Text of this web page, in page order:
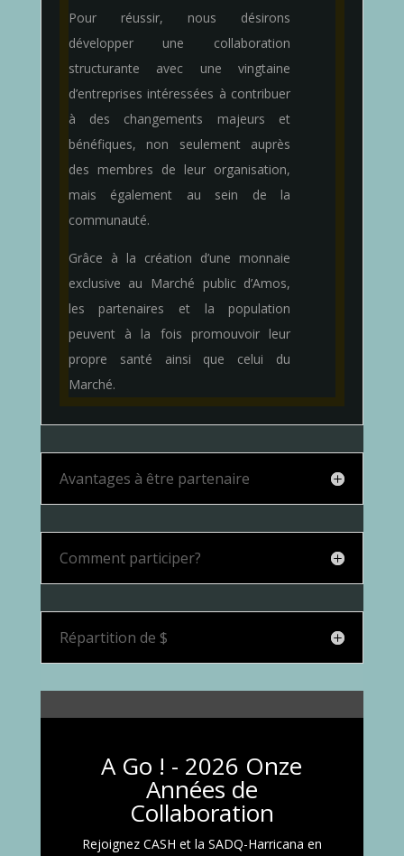
Pour réussir, nous désirons
développer une collaboration
structurante avec une vingtaine
d’entreprises intéressées à contribuer
à des changements majeurs et
bénéfiques, non seulement auprès
des membres de leur organisation,
mais également au sein de la
communauté.
Grâce à la création d’une monnaie
exclusive au Marché public d’Amos,
les partenaires et la population
peuvent à la fois promouvoir leur
propre santé ainsi que celui du
Marché.
Avantages à être partenaire
Comment participer?
Répartition de $
A Go ! - 2026 Onze
Années de
Collaboration
Rejoignez CASH et la SADQ-Harricana en